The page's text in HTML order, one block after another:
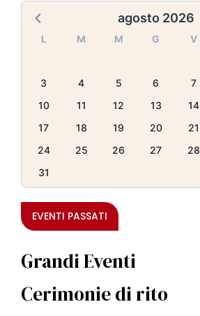
agosto 2026
L M M G V
3
4 5 6 7
10
11 12 13 14
17
18 19 20 21
24
25 26 27 28
31
EVENTI PASSATI
Grandi Eventi
Cerimonie di rito